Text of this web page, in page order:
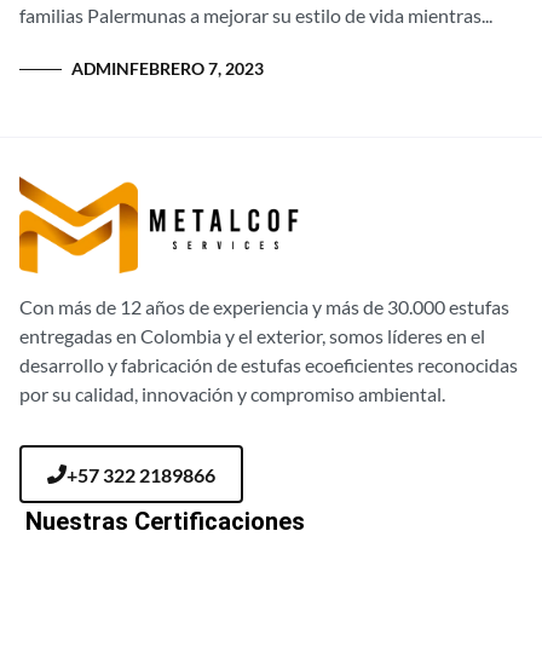
familias Palermunas a mejorar su estilo de vida mientras...
ADMINFEBRERO 7, 2023
Con más de 12 años de experiencia y más de 30.000 estufas
entregadas en Colombia y el exterior, somos líderes en el
desarrollo y fabricación de estufas ecoeficientes reconocidas
por su calidad, innovación y compromiso ambiental.
+57 322 2189866
Nuestras Certificaciones